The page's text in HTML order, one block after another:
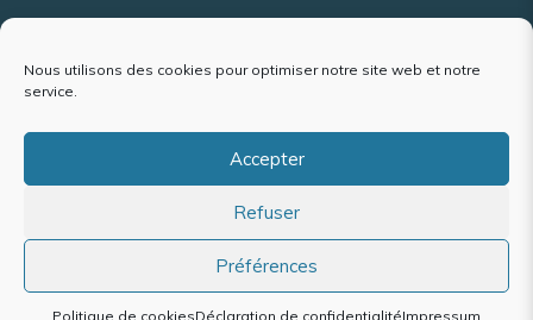
Nous utilisons des cookies pour optimiser notre site web et notre
service.
Accepter
Refuser
Préférences
Politique de cookiesDéclaration de confidentialitéImpressum
ALERTE POPULATION
Mentions légales et politique de confidentialité
Accessibilité : conformité partielle
Politique de cookies (UE)